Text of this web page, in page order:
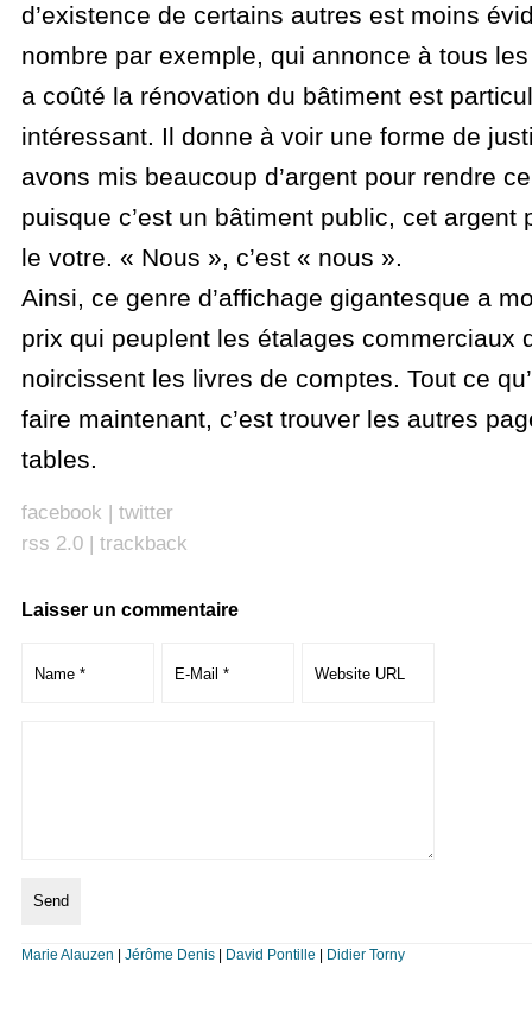
d’existence de certains autres est moins
nombre par exemple, qui annonce à tous
a coûté la rénovation du bâtiment est
intéressant. Il donne à voir une forme de
avons mis beaucoup d’argent pour rendre
puisque c’est un bâtiment public, cet argent
le votre. « Nous », c’est « nous ».
Ainsi, ce genre d’affichage gigantesque a
prix qui peuplent les étalages commerciaux
noircissent les livres de comptes. Tout ce
faire maintenant, c’est trouver les autres
tables.
facebook | twitter
rss 2.0| trackback
Laisser un commentaire
Marie Alauzen Jérôme Denis| David Pontille Didier Torny